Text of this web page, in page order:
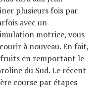
plusieurs fois par
avec un
motrice, vous
à nouveau. En fait,
fruits en remportant le
du Sud. Le récent
course par étapes